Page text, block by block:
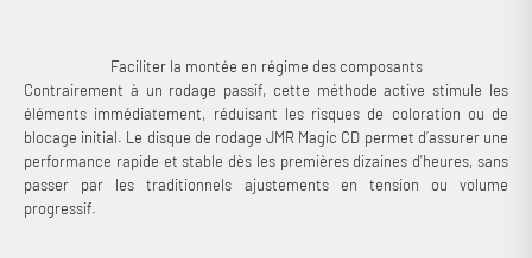
Faciliter la montée en régime des composants
Contrairement à un rodage passif, cette méthode active stimule les
éléments immédiatement, réduisant les risques de coloration ou de
blocage initial. Le disque de rodage JMR Magic CD permet d’assurer une
performance rapide et stable dès les premières dizaines d’heures, sans
passer par les traditionnels ajustements en tension ou volume
progressif.